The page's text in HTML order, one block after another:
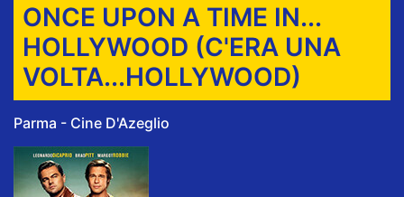
ONCE UPON A TIME IN...
HOLLYWOOD (C'ERA UNA
VOLTA...HOLLYWOOD)
Parma - Cine D'Azeglio